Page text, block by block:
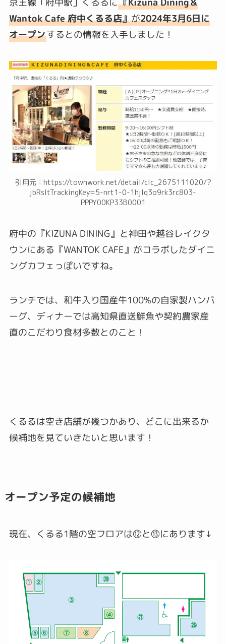
Wantok Cafe 府中くるる店』が2024年3月6日に
オープンするとの情報を入手しました！
引用元：https://townwork.net/detail/clc_2675111020/?
jbRsltTrackingKey=5-nrt1-0-1hjlq3o9rk3rc803-
PPPY00KP33B0001
府中の『KIZUNA DINING』と神田や越谷レイクタ
ウンにある『WANTOK CAFE』がコラボしたダイニ
ングカフェっぽいですね。
ランチでは、和牛入り国産牛100%の自家製ハンバ
ーグ、ディナーでは高知県直送鮮魚や契約農家産
直のこだわり食材多数とのこと！
くるるは空き店舗が幾つかあり、どこに出来るか
候補地を見ていきたいと思います！
オープン予定の候補地
現在、くるる1階の空フロアは⑫と⑬にあります↓